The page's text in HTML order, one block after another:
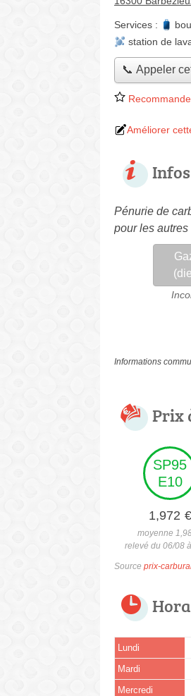
Services :
station de
📞 Appeler
Améliorer
Pénurie de
pour les
Informations
Prix
SP95
E10
1,972 €
moyenne
relevé du 06/08
Source prix-
Lundi
Mardi
Mercredi